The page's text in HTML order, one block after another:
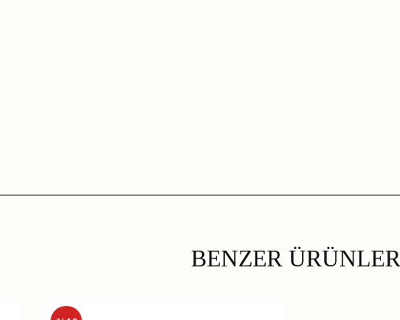
BENZER ÜRÜNLER